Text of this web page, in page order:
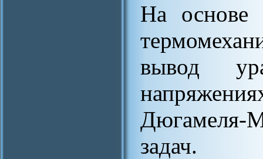
На основе
вывод
Дюгамеля-
задач.